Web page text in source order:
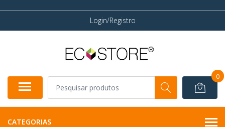
Login/Registro
0
CATEGORIAS